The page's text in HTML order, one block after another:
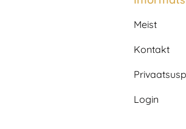
Meist
Kontakt
Login